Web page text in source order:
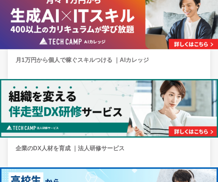
月1万円から個人で稼ぐスキルつける ｜AIカレッジ
企業のDX人材を育成 ｜法人研修サービス